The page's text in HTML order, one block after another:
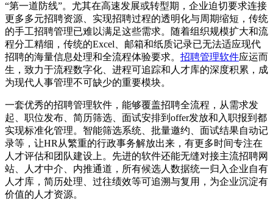
“第一道防线”。尤其在高速发展或转型期，企业迫切要求连接
更多多元招聘资源、实现招聘过程的透明化与周期缩短，传统
的手工招聘管理已难以满足这些需求。随着组织规模扩大和流
程分工精细，传统的Excel、邮箱和纸质记录已无法适应现代
招聘的海量信息处理和全流程体验要求。 招聘管理软件应运而
生，致力于流程数字化、进程可追踪和人才库的深度积累，成
为现代人事管理不可缺少的重要模块。
一套优秀的招聘管理软件，能够覆盖招聘全流程，从需求发
起、职位发布、简历筛选、面试安排到offer发放和入职报到都
实现标准化管理。智能筛选系统、批量邀约、面试结果自动记
录等，让HR从繁重的行政事务解放出来，有更多时间专注在
人才评估和团队建设上。先进的软件还能无缝对接主流招聘网
站、人才中介、内推通道，所有候选人数据统一归入企业自有
人才库，简历处理、过往绩效等可追溯与复用，为企业沉淀有
价值的人才资源。